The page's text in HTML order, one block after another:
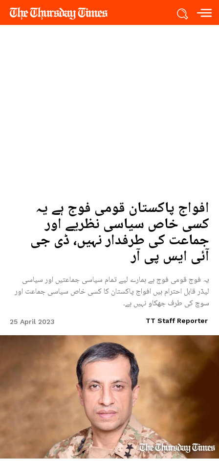
افواج پاکستان قومی فوج ہے یہ
کسی خاص سیاسی نظریے اور
جماعت کی طرفدار نہیں، ڈی جی
آئی ایس پی آر
یہ فوج قومی فوج ہے ہمارے لیے تمام سیاسی جماعتیں اور سیاسی
لیڈر قابل احترام ہیں افواج پاکستان کا کسی خاص سیاسی جماعت اور
سوچ کی طرف جھکاو نہیں ہے۔
TT Staff Reporter
25 April 2023